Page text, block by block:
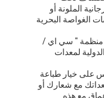
الملونة أو
الغواصة البحرية
منظمة " سي اي /
لمعدات
على خيار طباعة
مع شعارك أو
مع هذه